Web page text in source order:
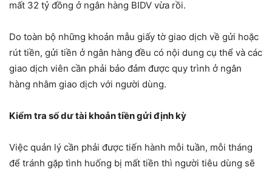
mất 32 tỷ đồng ở ngân hàng BIDV vừa rồi.
Do toàn bộ những khoản mẫu giấy tờ giao dịch về gửi hoặc
rút tiền, gửi tiền ở ngân hàng đều có nội dung cụ thể và các
giao dịch viên cần phải bảo đảm được quy trình ở ngân
hàng nhằm giao dịch với người dùng.
Kiểm tra số dư tài khoản tiền gửi định kỳ
Việc quản lý cần phải được tiến hành mỗi tuần, mỗi tháng
để tránh gặp tình huống bị mất tiền thì người tiêu dùng sẽ